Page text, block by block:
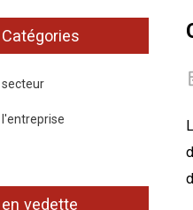
vedette